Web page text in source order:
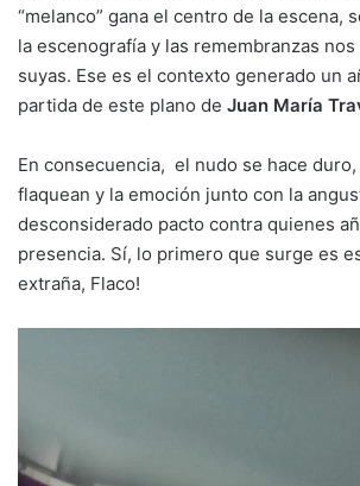
“melanco” gana el centro de la escena,
la escenografía y las remembranzas
suyas. Ese es el contexto generado un
partida de este plano de Juan María
En consecuencia, el nudo se hace
flaquean y la emoción junto con la
desconsiderado pacto contra quienes
presencia. Sí, lo primero que surge es
extraña, Flaco!